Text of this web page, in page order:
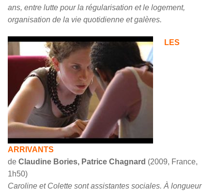
ans, entre lutte pour la régularisation et le logement,
organisation de la vie quotidienne et galères.
LES
ARRIVANTS
de Claudine Bories, Patrice Chagnard (2009, France,
1h50)
Caroline et Colette sont assistantes sociales. À longueur